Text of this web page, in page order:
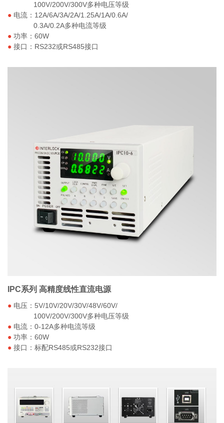
100V/200V/300V多种电压等级
● 电流：12A/6A/3A/2A/1.25A/1A/0.6A/
0.3A/0.2A多种电流等级
● 功率：60W
● 接口：RS232或RS485接口
IPC系列 高精度线性直流电源
IPC系列 高精度线性直流电源
● 电压：5V/10V/20V/30V/48V/60V/
100V/200V/300V多种电压等级
● 电流：0-12A多种电流等级
● 功率：60W
● 接口：标配RS485或RS232接口